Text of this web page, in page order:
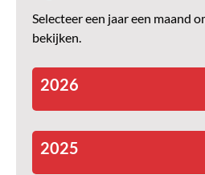
Selecteer een jaar een maand
bekijken.
2026
2025